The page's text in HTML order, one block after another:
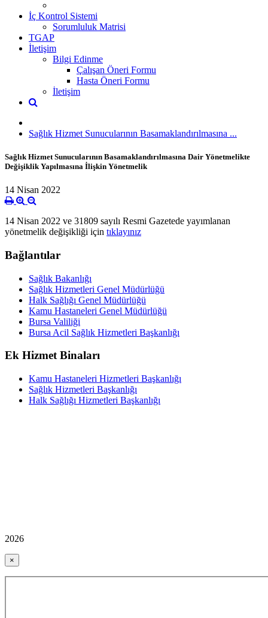
İç Kontrol Sistemi
Sorumluluk Matrisi
TGAP
İletişim
Bilgi Edinme
Çalışan Öneri Formu
Hasta Öneri Formu
İletişim
Sağlık Hizmet Sunucularının Basamaklandırılmasına ...
Sağlık Hizmet Sunucularının Basamaklandırılmasına Dair Yönetmelikte
Değişiklik Yapılmasına İlişkin Yönetmelik
14 Nisan 2022
14 Nisan 2022 ve 31809 sayılı Resmi Gazetede yayımlanan
yönetmelik değişikliği için tıklayınız
Bağlantılar
Sağlık Bakanlığı
Sağlık Hizmetleri Genel Müdürlüğü
Halk Sağlığı Genel Müdürlüğü
Kamu Hastaneleri Genel Müdürlüğü
Bursa Valiliği
Bursa Acil Sağlık Hizmetleri Başkanlığı
Ek Hizmet Binaları
Kamu Hastaneleri Hizmetleri Başkanlığı
Sağlık Hizmetleri Başkanlığı
Halk Sağlığı Hizmetleri Başkanlığı
2026
×